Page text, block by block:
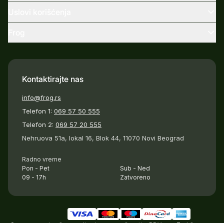
Kontaktirajte nas
info@frog.rs
Telefon 1: 069 57 50 555
Telefon 2: 069 57 20 555
Nehruova 51a, lokal 16, Blok 44, 11070 Novi Beograd
Radno vreme
Pon - Pet
09 - 17h
Sub - Ned
Zatvoreno